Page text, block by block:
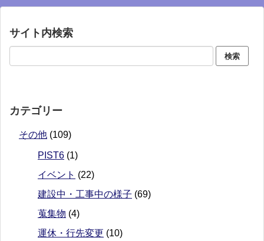
サイト内検索
カテゴリー
その他 (109)
PIST6 (1)
イベント (22)
建設中・工事中の様子 (69)
蒐集物 (4)
運休・行先変更 (10)